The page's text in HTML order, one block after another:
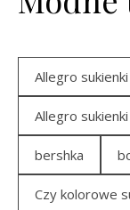
Allegro
Allegro
bershka
Czy kolorowe